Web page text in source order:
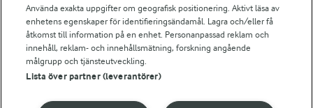
© 2026 Arla Foods
Använda exakta uppgifter om geografisk positionering. Aktivt läsa av
enhetens egenskaper för identifieringsändamål. Lagra och/eller få
åtkomst till information på en enhet. Personanpassad reklam och
innehåll, reklam- och innehållsmätning, forskning angående
målgrupp och tjänsteutveckling.
Lista över partner (leverantörer)